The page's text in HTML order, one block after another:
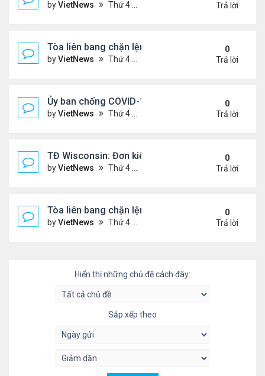
byVietNews Thứ 4 Tháng 12 02, 2020 11:59 am Trả lời
Tòa liên bang chặn lệnh giới hạn cấp visa cho
byVietNews Thứ 4 Tháng 12 02, 2020 11:58 am
0
Trả lời
Ủy ban chống COVID-19 Tòa Bạch Ốc: ‘Nước Mỹ
byVietNews Thứ 4 Tháng 12 02, 2020 11:56 am
0
Trả lời
TĐ Wisconsin: Đơn kiện đòi hủy kết quả bầu cử
byVietNews Thứ 4 Tháng 12 02, 2020 11:55 am
0
Trả lời
Tòa liên bang chặn lệnh giới hạn cấp visa cho
byVietNews Thứ 4 Tháng 12 02, 2020 11:53 am
0
Trả lời
Hiển thị những chủ đề cách đây:
Sắp xếp theo